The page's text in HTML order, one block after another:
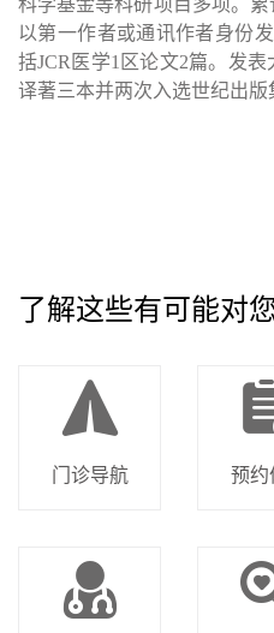
以第一作者或通讯作者身份
括JCR医学1区论文2篇。发
译著三本并两次入选世纪出版
了解这些有可能对
门诊导航 预